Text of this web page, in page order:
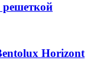
Horizont